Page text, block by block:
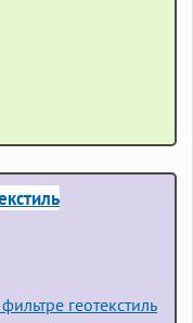
геотекстиль